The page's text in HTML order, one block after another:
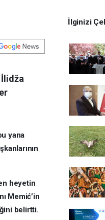
İlidža
yana
heyetin
Memić’in
belirtti.
İlginizi